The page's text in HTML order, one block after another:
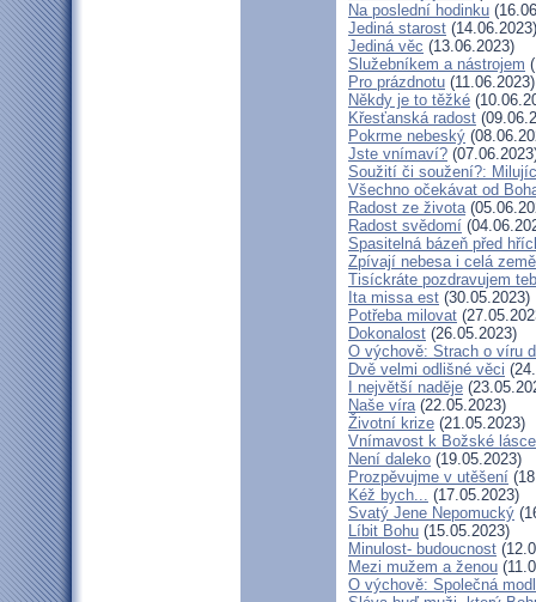
Na poslední hodinku
Jediná starost (14.06.2023)
Jediná věc (13.06.2023)
Služebníkem a nástrojem
Pro prázdnotu (11.06.2023)
Někdy je to těžké
Křesťanská radost
Pokrme nebeský
Jste vnímaví?
Soužití či soužení?:
Všechno očekávat od
Radost ze života
Radost svědomí
Spasitelná bázeň před
Zpívají nebesa i celá země
Tisíckráte pozdravujem
Ita missa est (30.05.2023)
Potřeba milovat
Dokonalost (26.05.2023)
O výchově: Strach o víru
Dvě velmi odlišné věci
I největší naděje
Naše víra(22.05.2023)
Životní krize (21.05.2023)
Vnímavost k Božské
Není daleko (19.05.2023)
Prozpěvujme v utěšení
Kéž bych... (17.05.2023)
Svatý Jene Nepomucký
Líbit Bohu (15.05.2023)
Minulost- budoucnost
Mezi mužem a ženou
O výchově: Společná